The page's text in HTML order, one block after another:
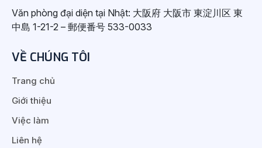
Văn phòng đại diện tại Nhật: 大阪府 大阪市 東淀川区 東
中島 1-21-2 – 郵便番号 533-0033
VỀ CHÚNG TÔI
Trang chủ
Giới thiệu
Việc làm
Liên hệ